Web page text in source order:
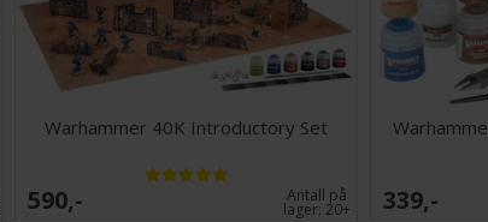
Warhammer 40K Introductory Set
590,- Antall på
lager:20+ 339,-